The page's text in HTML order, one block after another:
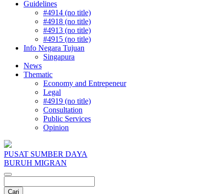
Guidelines
#4914 (no title)
#4918 (no title)
#4913 (no title)
#4915 (no title)
Info Negara Tujuan
Singapura
News
Thematic
Economy and Entrepeneur
Legal
#4919 (no title)
Consultation
Public Services
Opinion
PUSAT SUMBER DAYA
BURUH MIGRAN